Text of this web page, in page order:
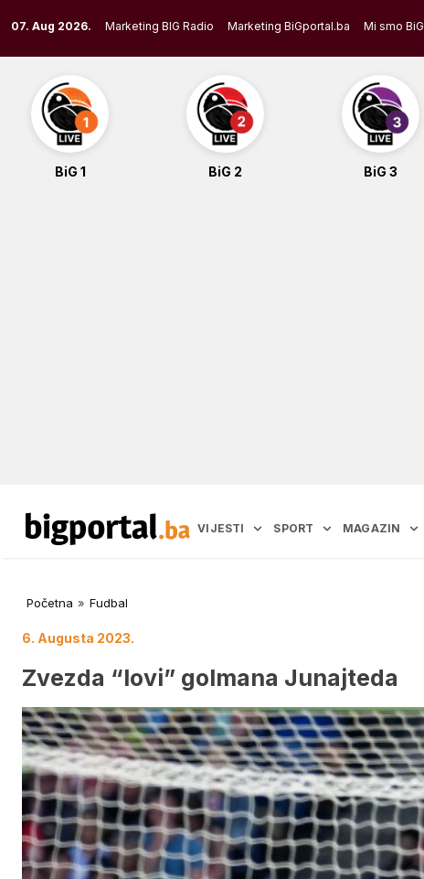
to
content
07. Aug 2026. Marketing BIG Radio Marketing BiGportal.ba Mi smo BiG
BiG 1 BiG 2 BiG 3
VIJESTI SPORT MAGAZIN
Početna » Fudbal
6. Augusta 2023.
Zvezda “lovi” golmana Junajteda